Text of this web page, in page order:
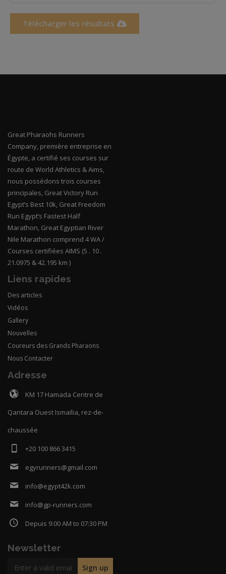
Télécharger les résultats
Great Pharaohs Runners
Company, première entreprise en
Égypte, a certifié ses courses sur
route de World Athletics & Aims,
nous possédons trois courses
principales, Great Victory Run
Egypt’s Best 10k, Great Freedom
Run Egypt’s Fastest Half
Marathon, Great Egyptian River
Nile Marathon comprend 4 WA /
Courses certifiées AIMS (5 . 10 .
21.0975 & 42.195 km )
Liens rapides
Des articles
Vidéos
Gallery
Nouvelles
Coureurs des Grands Pharaons
Nous Contacter
Adresse
KM 17 Hamada Centre de
Qantara Ouest Ismaïlia, rez-de-
chaussée
+20 100 866 3415
egyrunners@gmail.com
info@egypt42k.com
info@gp-runners.com
Depuis 9:00 AM to 07:30 PM
Newsletter